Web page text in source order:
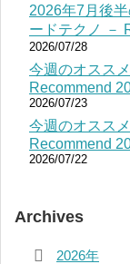
2026年7月後
ードテクノ －
2026/07/28
今週のオスス
Recommend
2026/07/23
今週のオスス
Recommend
2026/07/22
Archives
2026年